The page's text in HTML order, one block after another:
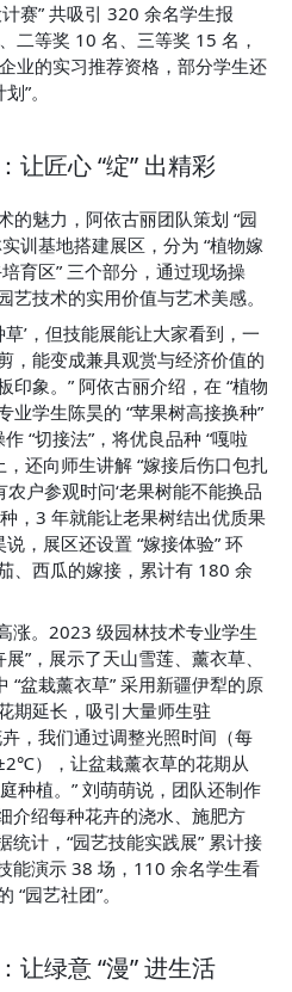
赛” 共吸引 320 余名学生报
二等奖 10 名、三等奖 15 名，
业的实习推荐资格，部分学生还
”。
让匠心 “绽” 出精彩
的魅力，阿依古丽团队策划 “园
训基地搭建展区，分为 “植物嫁
育区” 三个部分，通过现场操
技术的实用价值与艺术美感。
’，但技能展能让大家看到，一
，能变成兼具观赏与经济价值的
印象。” 阿依古丽介绍，在 “植物
业学生陈昊的 “苹果树高接换种”
“切接法”，将优良品种 “嘎啦
还向师生讲解 “嫁接后伤口包扎
户参观时问‘老果树能不能换品
，3 年就能让老果树结出优质果
，展区还设置 “嫁接体验” 环
、西瓜的嫁接，累计有 180 余
涨。2023 级园林技术专业学生
”，展示了天山雪莲、薰衣草、
“盆栽薰衣草” 采用新疆伊犁的原
期延长，吸引大量师生驻
，我们通过调整光照时间（每
），让盆栽薰衣草的花期从
种植。” 刘萌萌说，团队还制作
介绍每种花卉的浇水、施肥方
计，“园艺技能实践展” 累计接
能演示 38 场，110 余名学生看
园艺社团”。
让绿意 “漫” 进生活